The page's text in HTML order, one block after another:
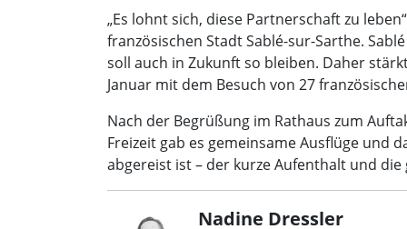
„Es lohnt sich, diese Partnerschaft zu
französischen Stadt Sablé-sur-Sarthe.
soll auch in Zukunft so bleiben. Daher
Januar mit dem Besuch von 27
Nach der Begrüßung im Rathaus zum
Freizeit gab es gemeinsame Ausflüge und
abgereist ist – der kurze Aufenthalt und
Nadine Dressler